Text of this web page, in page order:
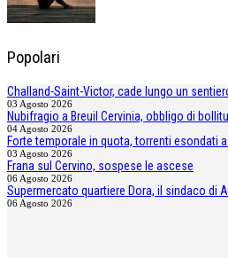
Popolari
Challand-Saint-Victor, cade lungo un
03 Agosto 2026
Nubifragio a Breuil Cervinia, obbligo di
04 Agosto 2026
Forte temporale in quota, torrenti esondati a
03 Agosto 2026
Frana sul Cervino, sospese le ascese
06 Agosto 2026
Supermercato quartiere Dora, il sindaco di
06 Agosto 2026